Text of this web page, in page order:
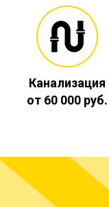
Канализация
от 60 000 руб.